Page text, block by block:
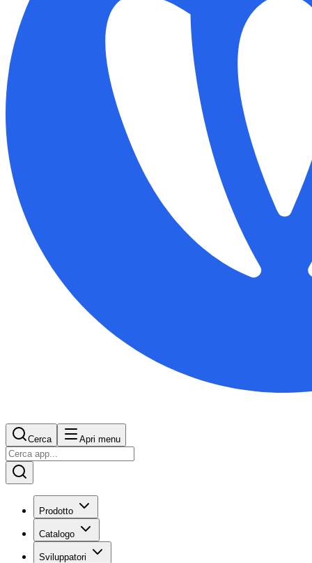
Cerca Apri menu
Prodotto
Catalogo
Sviluppatori